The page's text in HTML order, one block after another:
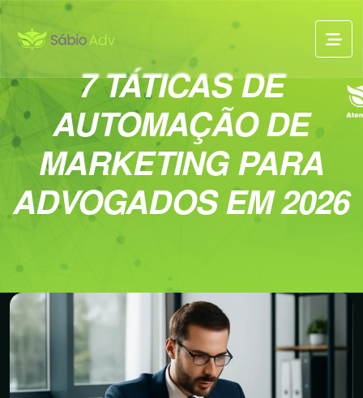
7 TÁTICAS DE
AUTOMAÇÃO DE
MARKETING PARA
ADVOGADOS EM 2026